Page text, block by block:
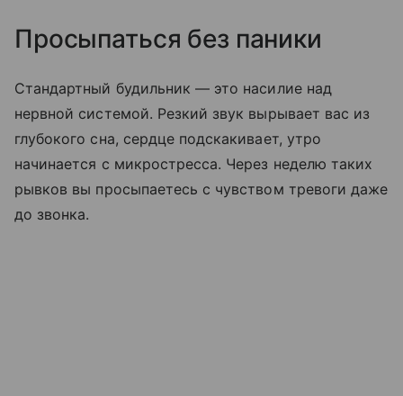
Просыпаться без паники
Стандартный будильник — это насилие над
нервной системой. Резкий звук вырывает вас из
глубокого сна, сердце подскакивает, утро
начинается с микростресса. Через неделю таких
рывков вы просыпаетесь с чувством тревоги даже
до звонка.